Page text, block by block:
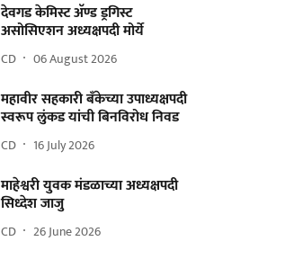
देवगड केमिस्ट अ‍ॅण्ड ड्रगिस्ट
असोसिएशन अध्यक्षपदी मोर्ये
CD 06 August 2026
महावीर सहकारी बँकेच्या उपाध्यक्षपदी
स्वरूप लुंकड यांची बिनविरोध निवड
CD 16 July 2026
माहेश्वरी युवक मंडळाच्या अध्यक्षपदी
सिध्देश जाजु
CD 26 June 2026